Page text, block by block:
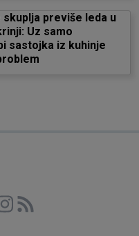
previše leda u
Uz samo
sastojka iz kuhinje